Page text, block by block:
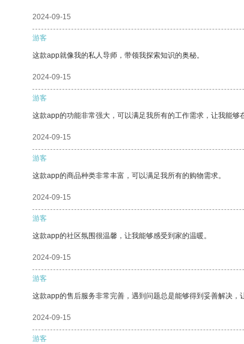
2024-09-15
游客
这款app就像我的私人导师，带领我探索知识的奥秘。
2024-09-15
游客
这款app的功能非常强大，可以满足我所有的工作需求，让我能够
2024-09-15
游客
这款app的商品种类非常丰富，可以满足我所有的购物需求。
2024-09-15
游客
这款app的社区氛围很温馨，让我能够感受到家的温暖。
2024-09-15
游客
这款app的售后服务非常完善，遇到问题总是能够得到妥善解决，
2024-09-15
游客